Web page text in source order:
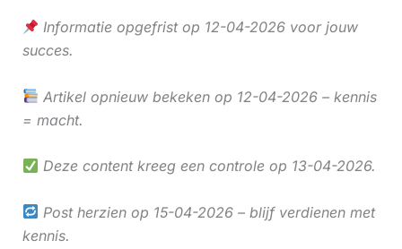
Informatie opgefrist op 12-04-2026 voor jouw
succes.
Artikel opnieuw bekeken op 12-04-2026 – kennis
= macht.
Deze content kreeg een controle op 13-04-2026.
Post herzien op 15-04-2026 – blijf verdienen met
kennis.